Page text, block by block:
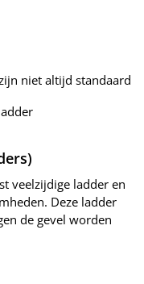
niet altijd standaard
veelzijdige ladder en
Deze ladder
de gevel worden